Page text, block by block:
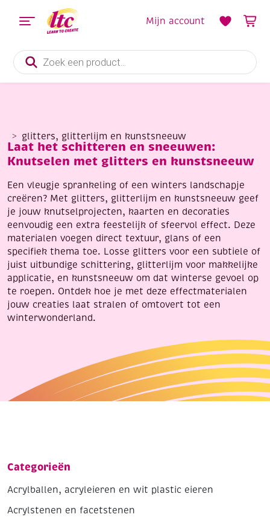
Producten
zoeken
Mijn account
glitters, glitterlijm en kunstsneeuw
Laat het schitteren en sneeuwen:
Knutselen met glitters en kunstsneeuw
Een vleugje sprankeling of een winters landschapje
creëren? Met glitters, glitterlijm en kunstsneeuw geef
je jouw knutselprojecten, kaarten en decoraties
eenvoudig een extra feestelijk of sfeervol effect. Deze
materialen voegen direct textuur, glans of een
specifiek thema toe. Losse glitters voor een subtiele of
juist uitbundige schittering, glitterlijm voor makkelijke
applicatie, en kunstsneeuw om dat winterse gevoel op
te roepen. Ontdek hoe je met deze effectmaterialen
jouw creaties laat stralen of omtovert tot een
winterwonderland.
Categorieën
Acrylballen, acryleieren en wit plastic eieren
Acrylstenen en facetstenen